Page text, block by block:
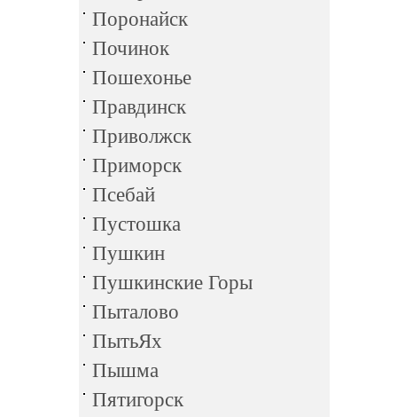
Поронайск
Починок
Пошехонье
Правдинск
Приволжск
Приморск
Псебай
Пустошка
Пушкин
Пушкинские Горы
Пыталово
ПытьЯх
Пышма
Пятигорск